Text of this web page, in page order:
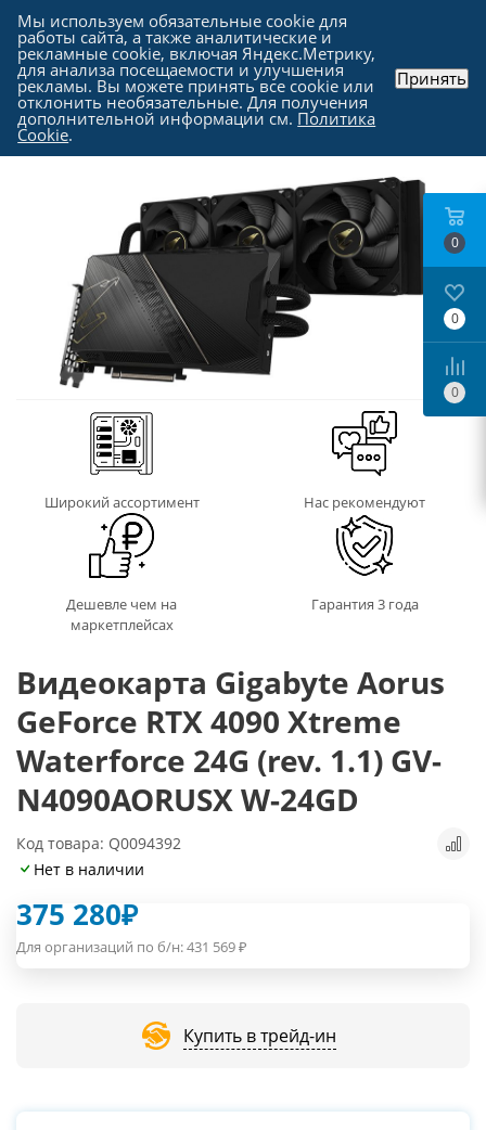
Каталог - Комплектующие для компьютера
Видеокарты
Широкий ассортимент Нас рекомендуют
Дешевле чем на
маркетплейсах
Гарантия 3 года
Видеокарта Gigabyte Aorus
GeForce RTX 4090 Xtreme
Waterforce 24G (rev. 1.1) GV-
N4090AORUSX W-24GD
Код товара: Q0094392
Нет в наличии
375 280₽
Для организаций по б/н:431 569₽
Купить в трейд-ин
0
0
0
Мы используем обязательные cookie для
работы сайта, а также аналитические и
рекламные cookie, включая Яндекс.Метрику,
для анализа посещаемости и улучшения
рекламы. Вы можете принять все cookie или
отклонить необязательные. Для получения
дополнительной информации см. Политика
Cookie.
Принять